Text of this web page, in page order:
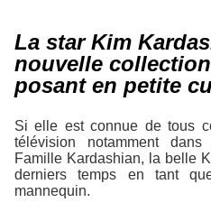
La star Kim
nouvelle
posant en petite
Si elle est connue de tous
télévision notamment
Famille Kardashian, la belle
derniers temps en tant
mannequin.